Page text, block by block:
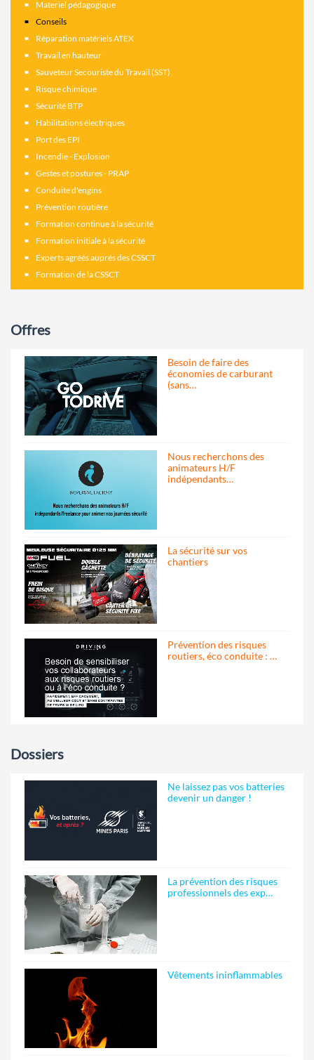
Materiel pédagogique
Conseils
Réparation matériels ATEX
Travail en hauteur
Sauveteur Secouriste du Travail (SST)
Risque chimique
Sécurité BTP
Habilitations électriques
Port des EPI
Incendie - Explosion
Gestes et postures - PRAP
Conduite d'engins
Prévention routière
Formation continue à la sécurité
Formation initiale à la sécurité
Experts agréés auprés des CSSCT
Formation de la CSSCT
Offres
Besoin de faire des
économies de carburant
(sans…
Nous recherchons des
animateurs H/F
indépendants…
La sécurité sur vos
chantiers
Prévention des risques
routiers, éco conduite : …
Dossiers
Ne laissez pas vos batteries
devenir un danger !
La prévention des risques
professionnels des exp…
Vêtements ininflammables